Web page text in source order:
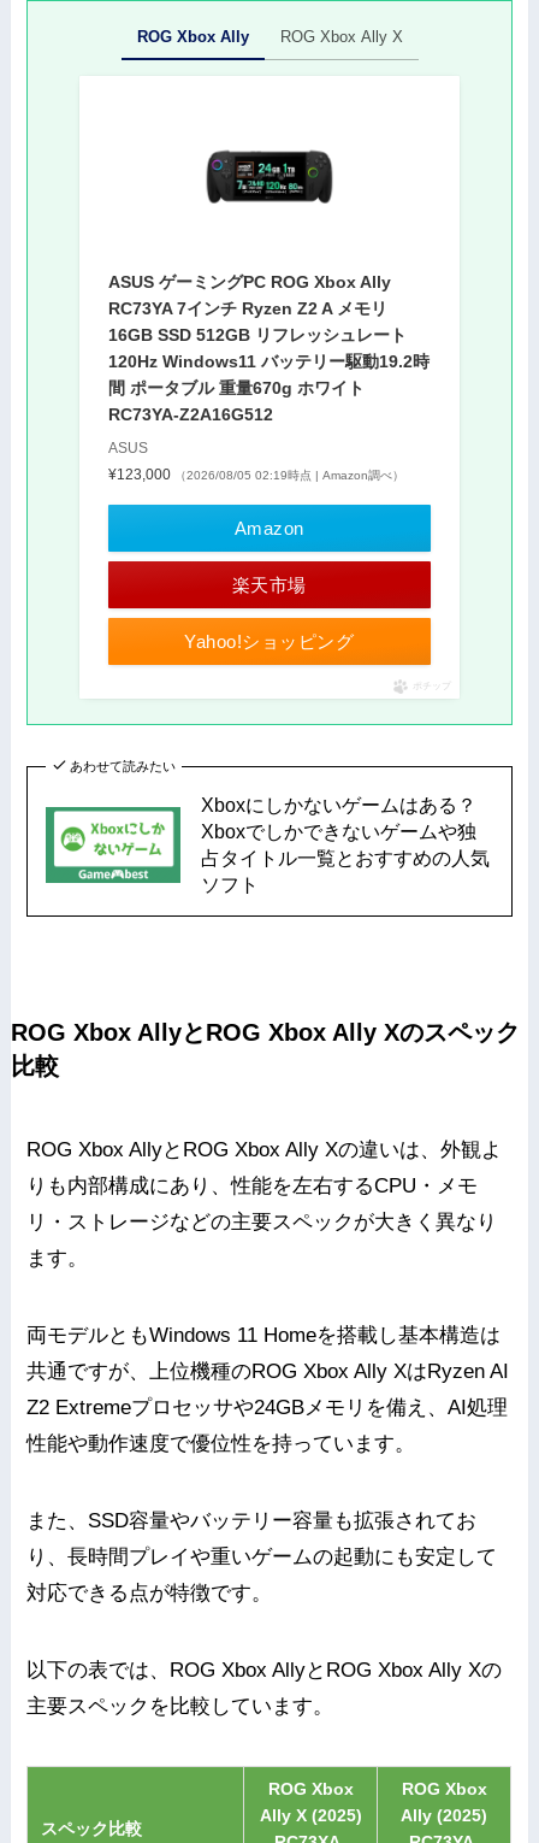
ROG Xbox Ally ROG Xbox Ally X
ASUS ゲーミングPC ROG Xbox Ally
RC73YA 7インチ Ryzen Z2 A メモリ
16GB SSD 512GB リフレッシュレート
120Hz Windows11 バッテリー駆動19.2時
間 ポータブル 重量670g ホワイト
RC73YA-Z2A16G512
ASUS
¥123,000
（2026/08/05 02:19時点 | Amazon調べ）
Amazon
楽天市場
Yahoo!ショッピング
ポチップ
あわせて読みたい
Xboxにしかないゲームはある？
Xboxでしかできないゲームや独
占タイトル一覧とおすすめの人気
ソフト
ROG Xbox AllyとROG Xbox Ally Xのスペック
比較
ROG Xbox AllyとROG Xbox Ally Xの違いは、外観よ
りも内部構成にあり、性能を左右するCPU・メモ
リ・ストレージなどの主要スペックが大きく異なり
ます。
両モデルともWindows 11 Homeを搭載し基本構造は
共通ですが、上位機種のROG Xbox Ally XはRyzen AI
Z2 Extremeプロセッサや24GBメモリを備え、AI処理
性能や動作速度で優位性を持っています。
また、SSD容量やバッテリー容量も拡張されてお
り、長時間プレイや重いゲームの起動にも安定して
対応できる点が特徴です。
以下の表では、ROG Xbox AllyとROG Xbox Ally Xの
主要スペックを比較しています。
スペック比較
ROG Xbox
Ally X (2025)
ROG Xbox
Ally (2025)